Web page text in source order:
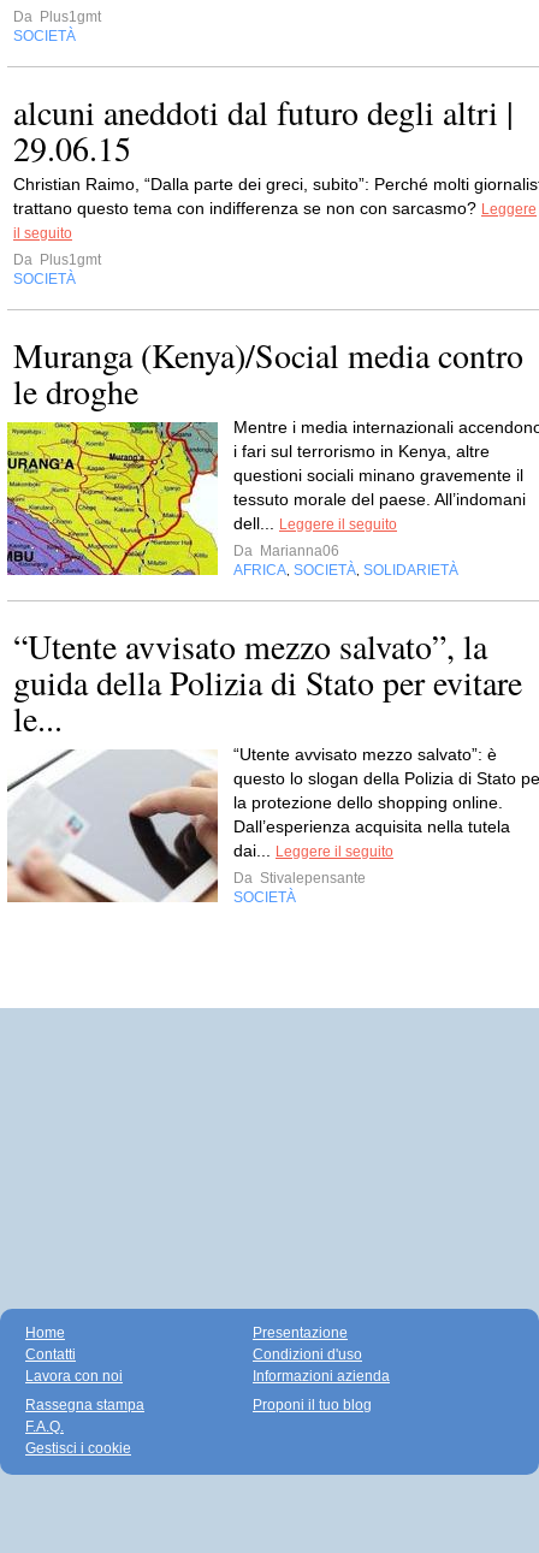
Da Plus1gmt
SOCIETÀ
alcuni aneddoti dal futuro degli altri |
29.06.15
Christian Raimo, “Dalla parte dei greci, subito”: Perché molti
trattano questo tema con indifferenza se non con sarcasmo? Leggere
il seguito
Da Plus1gmt
SOCIETÀ
Muranga (Kenya)/Social media contro
le droghe
Mentre i media internazionali
i fari sul terrorismo in Kenya, altre
questioni sociali minano gravemente il
tessuto morale del paese. All’indomani
dell...
Leggere il seguito
Da Marianna06
AFRICA SOCIETÀ SOLIDARIETÀ
“Utente avvisato mezzo salvato”, la
guida della Polizia di Stato per evitare
le...
“Utente avvisato mezzo salvato”: è
questo lo slogan della Polizia di Stato
la protezione dello shopping online.
Dall’esperienza acquisita nella tutela
dai...
Leggere il seguito
Da Stivalepensante
SOCIETÀ
Home
Contatti
Lavora con noi
Presentazione
Condizioni d'uso
Informazioni azienda
Rassegna stampa
F.A.Q.
Gestisci i cookie
Proponi il tuo blog